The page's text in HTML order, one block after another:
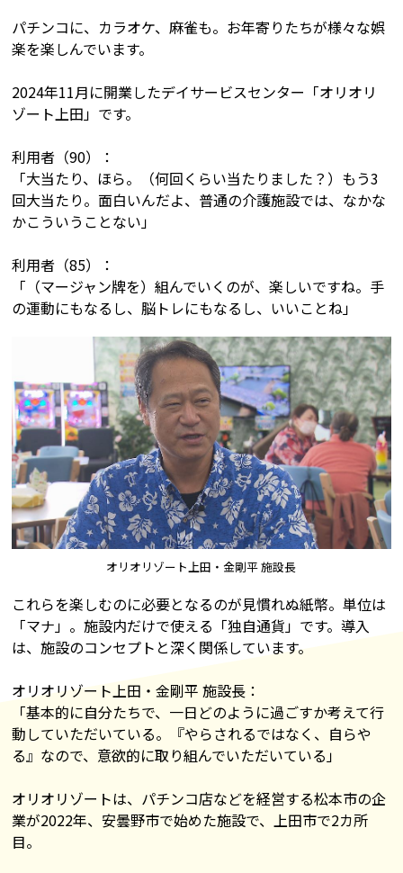
パチンコに、カラオケ、麻雀も。お年寄りたちが様々な娯
楽を楽しんでいます。
2024年11月に開業したデイサービスセンター「オリオリ
ゾート上田」です。
利用者（90）：
「大当たり、ほら。（何回くらい当たりました？）もう3
回大当たり。面白いんだよ、普通の介護施設では、なかな
かこういうことない」
利用者（85）：
「（マージャン牌を）組んでいくのが、楽しいですね。手
の運動にもなるし、脳トレにもなるし、いいことね」
オリオリゾート上田・金剛平 施設長
これらを楽しむのに必要となるのが見慣れぬ紙幣。単位は
「マナ」。施設内だけで使える「独自通貨」です。導入
は、施設のコンセプトと深く関係しています。
オリオリゾート上田・金剛平 施設長：
「基本的に自分たちで、一日どのように過ごすか考えて行
動していただいている。『やらされるではなく、自らや
る』なので、意欲的に取り組んでいただいている」
オリオリゾートは、パチンコ店などを経営する松本市の企
業が2022年、安曇野市で始めた施設で、上田市で2カ所
目。